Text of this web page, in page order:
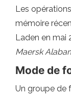
Les
mémoire
Laden en mai
Maersk
Mode de
Un groupe de